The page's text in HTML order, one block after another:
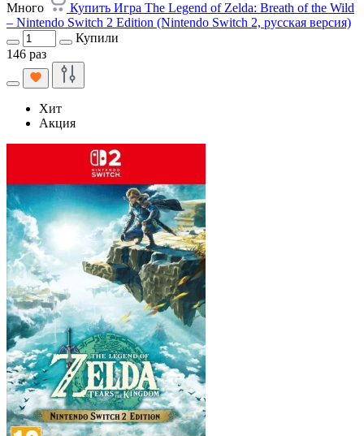
Много
Купить Игра The Legend of Zelda: Breath of the Wild
– Nintendo Switch 2 Edition (Nintendo Switch 2, русская версия)
Купили
146 раз
Хит
Акция